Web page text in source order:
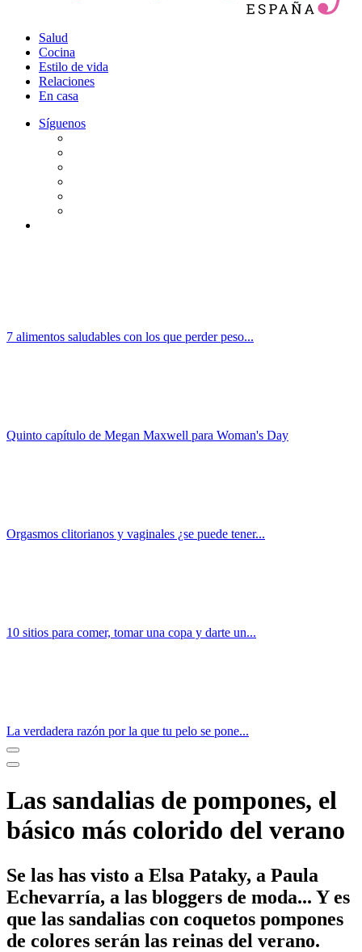
Salud
Cocina
Estilo de vida
Relaciones
En casa
Síguenos
7 alimentos saludables con los que perder peso...
Quinto capítulo de Megan Maxwell para Woman's Day
Orgasmos clitorianos y vaginales ¿se puede tener...
10 sitios para comer, tomar una copa y darte un...
La verdadera razón por la que tu pelo se pone...
Las sandalias de pompones, el
básico más colorido del verano
Se las has visto a Elsa Pataky, a Paula
Echevarría, a las bloggers de moda... Y es
que las sandalias con coquetos pompones
de colores serán las reinas del verano.